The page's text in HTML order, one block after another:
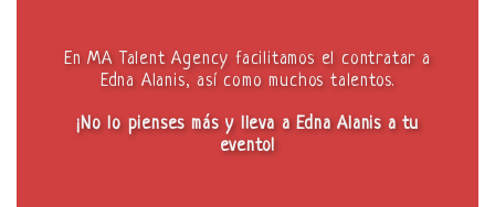
En MA Talent Agency facilitamos el contratar a
Edna Alanis, así como muchos talentos.
¡No lo pienses más y lleva a Edna Alanis a tu
evento!